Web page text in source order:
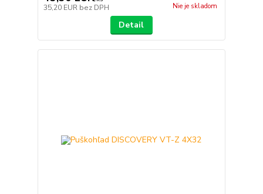
35,20 EUR bez DPH Nie je skladom
Detail